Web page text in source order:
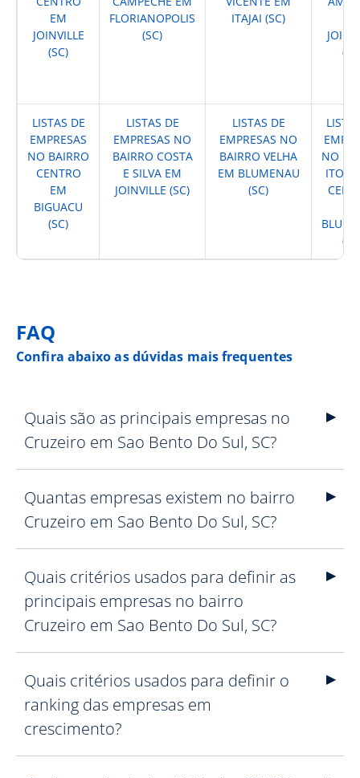
EM
JOINVILLE
(SC)
FLORIANOPOLIS
(SC)
ITAJAI (SC)
LISTAS DE
EMPRESAS
NO BAIRRO
CENTRO
EM
BIGUACU
(SC)
LISTAS DE
EMPRESAS NO
BAIRRO COSTA
E SILVA EM
JOINVILLE (SC)
LISTAS DE
EMPRESAS NO
BAIRRO VELHA
EM BLUMENAU
(SC)
NO
FAQ
Confira abaixo as dúvidas mais frequentes
Quais são as principais empresas no
Cruzeiro em Sao Bento Do Sul, SC?
Quantas empresas existem no bairro
Cruzeiro em Sao Bento Do Sul, SC?
Quais critérios usados para definir as
principais empresas no bairro
Cruzeiro em Sao Bento Do Sul, SC?
Quais critérios usados para definir o
ranking das empresas em
crescimento?